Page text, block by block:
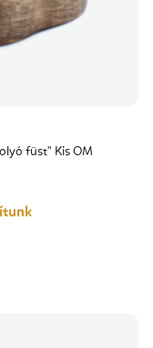
füst" Kis OM